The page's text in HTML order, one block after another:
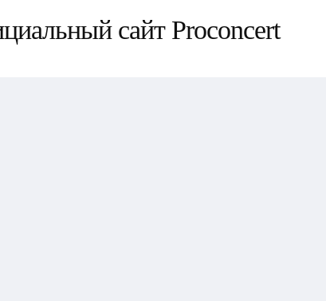
сайт Proconcert